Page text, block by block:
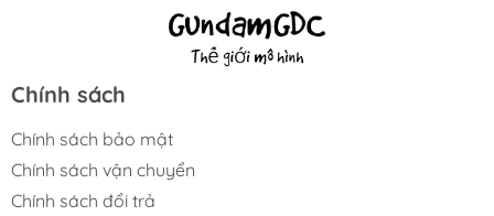
Chính sách
Chính sách bảo mật
Chính sách vận chuyển
Chính sách đổi trả